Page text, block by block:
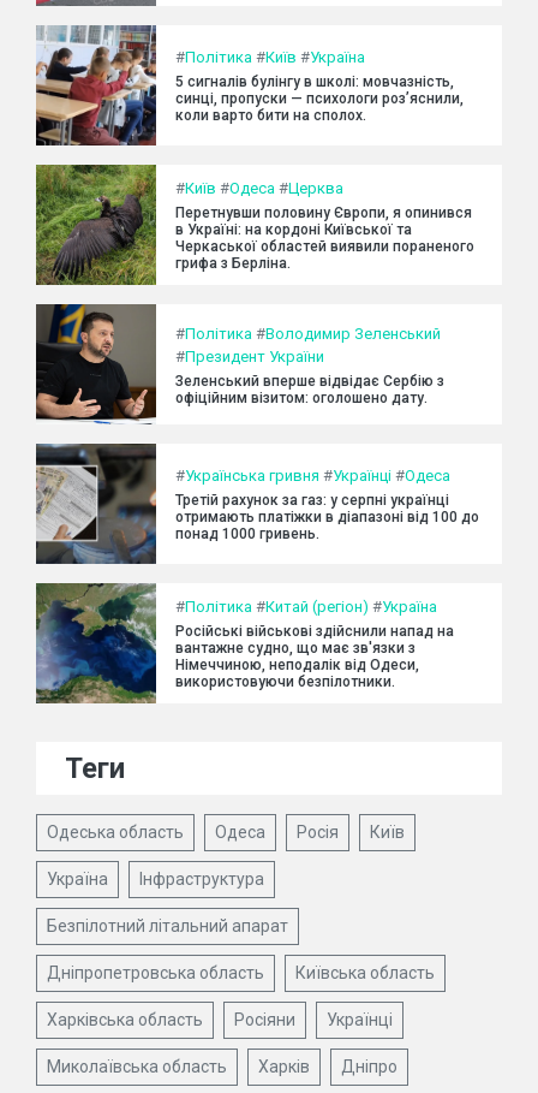
#Політика #Київ #Україна
5 сигналів булінгу в школі: мовчазність,
синці, пропуски — психологи роз’яснили,
коли варто бити на сполох.
#Київ #Одеса #Церква
Перетнувши половину Європи, я опинився
в Україні: на кордоні Київської та
Черкаської областей виявили пораненого
грифа з Берліна.
#Політика #Володимир Зеленський
#Президент України
Зеленський вперше відвідає Сербію з
офіційним візитом: оголошено дату.
#Українська гривня #Українці #Одеса
Третій рахунок за газ: у серпні українці
отримають платіжки в діапазоні від 100 до
понад 1000 гривень.
#Політика #Китай (регіон) #Україна
Російські військові здійснили напад на
вантажне судно, що має зв'язки з
Німеччиною, неподалік від Одеси,
використовуючи безпілотники.
Теги
Одеська область Одеса Росія Київ
Україна Інфраструктура
Безпілотний літальний апарат
Дніпропетровська область Київська область
Харківська область Росіяни Українці
Миколаївська область Харків Дніпро